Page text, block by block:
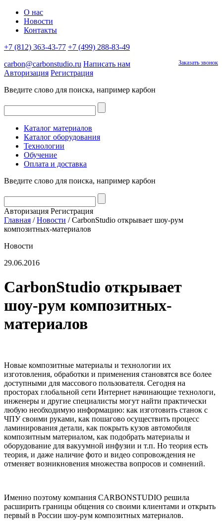
О нас
Новости
Контакты
+7 (812) 363-43-77 +7 (499) 288-83-49
Заказать звонок
carbon@carbonstudio.ru Написать нам
Авторизация Регистрация
Введите слово для поиска, например карбон
Каталог материалов
Каталог оборудования
Технологии
Обучение
Оплата и доставка
Введите слово для поиска, например карбон
Авторизация Регистрация
Главная / Новости /CarbonStudio открывает шоу-рум
композитных-материалов
Новости
29.06.2016
CarbonStudio открывает
шоу-рум композитных-
материалов
Новые композитные материалы и технологии их
изготовления, обработки и применения становятся все более
доступными для массового пользователя. Сегодня на
просторах глобальной сети Интернет начинающие технологи,
инженеры и другие специалисты могут найти практически
любую необходимую информацию: как изготовить станок с
ЧПУ своими руками, как пошагово осуществить процесс
ламинирования детали, как покрыть кузов автомобиля
композитным материалом, как подобрать материалы и
оборудование для вакуумной инфузии и т.п. Но теория есть
теория, и даже наличие фото и видео сопровождения не
отменяет возникновения множества вопросов и сомнений.
Именно поэтому компания CARBONSTUDIO решила
расширить границы общения со своими клиентами и открыть
первый в России шоу-рум композитных материалов.